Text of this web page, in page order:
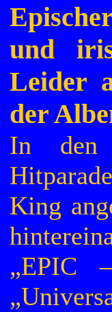
und
Leider
der
In den
King
„EPIC